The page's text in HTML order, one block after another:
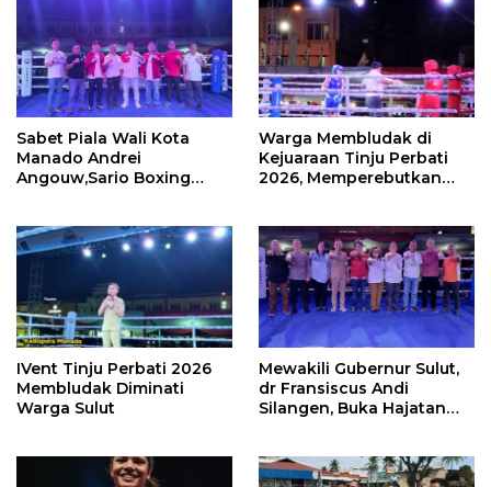
Sabet Piala Wali Kota
Manado Andrei
Angouw,Sario Boxing
Warga Membludak di
Kejuaraan Tinju Perbati
2026, Memperebutkan
IVent Tinju Perbati 2026
Membludak Diminati
Warga Sulut
Mewakili Gubernur Sulut,
dr Fransiscus Andi
Silangen, Buka Hajatan
Wali Kota Manado